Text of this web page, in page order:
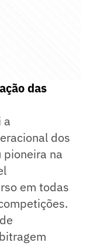
das
a
dos
pioneira na
em todas